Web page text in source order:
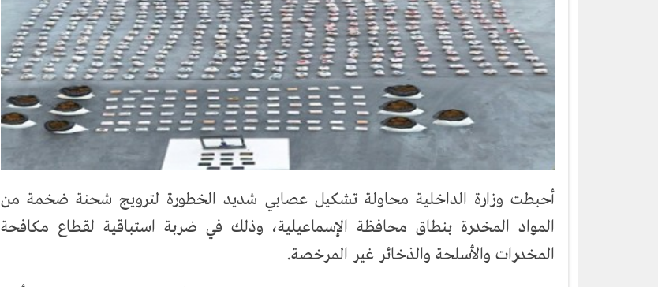
أحبطت وزارة الداخلية محاولة تشكيل عصابي شديد الخطورة لترويج شحنة ضخمة من
المواد المخدرة بنطاق محافظة الإسماعيلية، وذلك في ضربة استباقية لقطاع مكافحة
المخدرات والأسلحة والذخائر غير المرخصة.